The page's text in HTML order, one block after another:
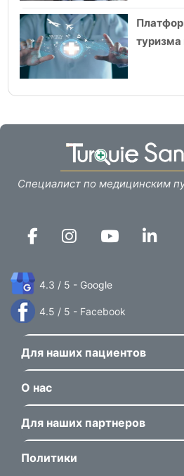
туризма
Специалист по медицинским
4.3 / 5 - Google
4.5 / 5 - Facebook
Для наших пациентов
О нас
Для наших партнеров
Политики